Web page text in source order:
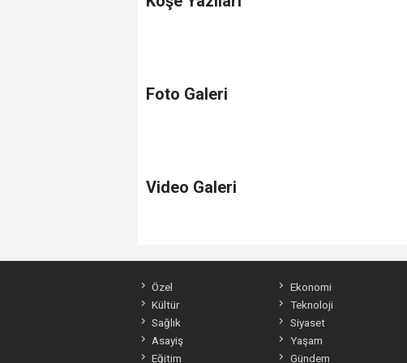
Foto Galeri
Video Galeri
Özel
Ekonomi
Kültür
Teknoloji
Sağlık
Siyaset
Asayiş
Yaşam
Eğitim
Gündem